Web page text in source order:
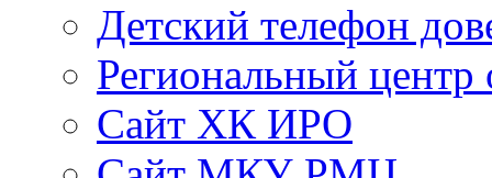
Детский телефон
Региональный центр
Сайт ХК ИРО